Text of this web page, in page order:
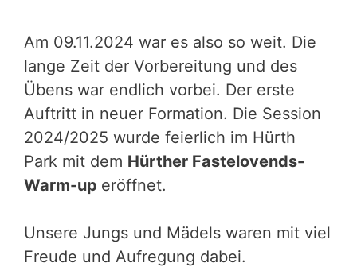
Am 09.11.2024 war es also so weit. Die
lange Zeit der Vorbereitung und des
Übens war endlich vorbei. Der erste
Auftritt in neuer Formation. Die Session
2024/2025 wurde feierlich im Hürth
Park mit dem Hürther Fastelovends-
Warm-up eröffnet.
Unsere Jungs und Mädels waren mit viel
Freude und Aufregung dabei.